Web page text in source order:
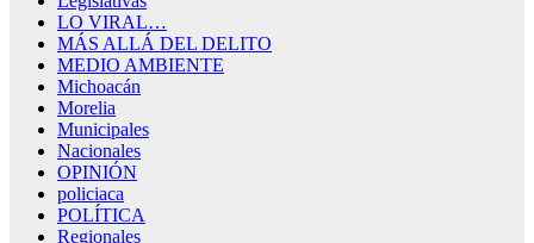
LO VIRAL…
MÁS ALLÁ DEL DELITO
MEDIO AMBIENTE
Michoacán
Morelia
Municipales
Nacionales
OPINIÓN
policiaca
POLÍTICA
Regionales